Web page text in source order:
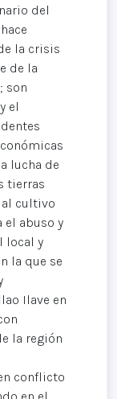
del
la crisis
de la
son
el
lucha de
tierras
cultivo
el abuso y
local y
la que se
Ilave en
la región
conflicto